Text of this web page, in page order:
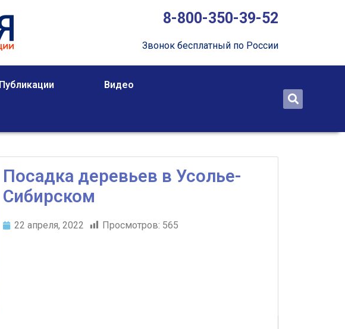
8-800-350-39-52
Звонок бесплатный по России
Публикации Видео
Посадка деревьев в Усолье-
Сибирском
22 апреля, 2022 Просмотров: 565